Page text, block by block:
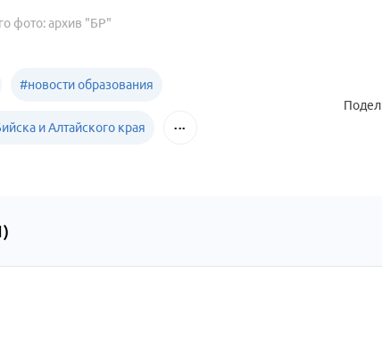
фото: архив "БР"
#новости образования
и Алтайского края
)